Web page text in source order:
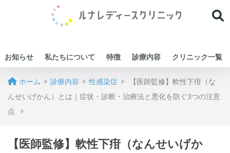
お知らせ 私たちについて 特徴 診療内容 クリニック一覧
ホーム 診療内容 性感染症
【医師監修】軟性下疳（な
んせいげかん）とは｜症状・診断・治療法と悪化を防ぐ3つの注意
点
【医師監修】軟性下疳（なんせいげか